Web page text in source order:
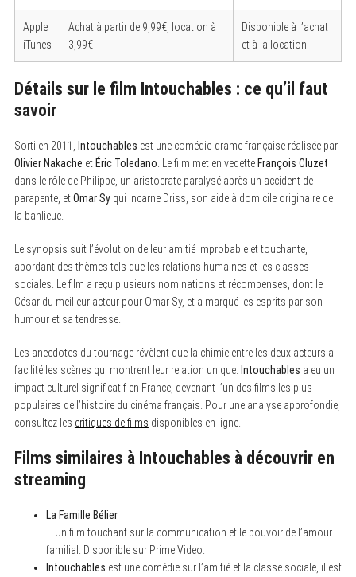
Apple
iTunes
Achat à partir de 9,99€, location à
3,99€
Disponible à l’achat
et à la location
Détails sur le film Intouchables : ce qu’il faut
savoir
Sorti en 2011, Intouchables est une comédie-drame française réalisée par
Olivier Nakache etÉric Toledano . Le film met en vedetteFrançois Cluzet
dans le rôle de Philippe, un aristocrate paralysé après un accident de
parapente, etOmar Syqui incarne Driss, son aide à domicile originaire de
la banlieue.
Le synopsis suit l’évolution de leur amitié improbable et touchante,
abordant des thèmes tels que les relations humaines et les classes
sociales. Le film a reçu plusieurs nominations et récompenses, dont le
César du meilleur acteur pour Omar Sy, et a marqué les esprits par son
humour et sa tendresse.
Les anecdotes du tournage révèlent que la chimie entre les deux acteurs a
facilité les scènes qui montrent leur relation unique. Intouchables a eu un
impact culturel significatif en France, devenant l’un des films les plus
populaires de l’histoire du cinéma français. Pour une analyse approfondie,
consultez les critiques de films disponibles en ligne.
Films similaires à Intouchables à découvrir en
streaming
La Famille Bélier
– Un film touchant sur la communication et le pouvoir de l’amour
familial. Disponible sur Prime Video.
Intouchables est une comédie sur l’amitié et la classe sociale, il est